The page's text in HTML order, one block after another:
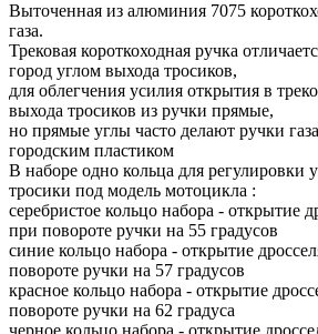
Выточенная из алюминия 7075
газа.
Трековая короткоходная ручка
город углом выхода тросиков,
для облегчения усилия открытия в
выхода тросиков из ручки прямые,
но прямые углы часто делают ручки
городским пластиком
В наборе одно кольца для регулировки
тросики под модель мотоцикла :
серебристое кольцо набора - открытие
при повороте ручки на 55 градусов
синие кольцо набора - открытие
повороте ручки на 57 градусов
красное кольцо набора - открытие
повороте ручки на 62 градуса